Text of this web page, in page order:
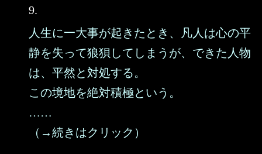
9.
人生に一大事が起きたとき、凡人は心の平
静を失って狼狽してしまうが、できた人物
は、平然と対処する。
この境地を絶対積極という。
……
（→続きはクリック）